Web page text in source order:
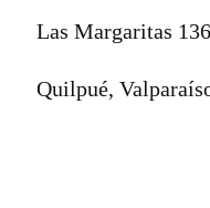
Las Margaritas
Quilpué,